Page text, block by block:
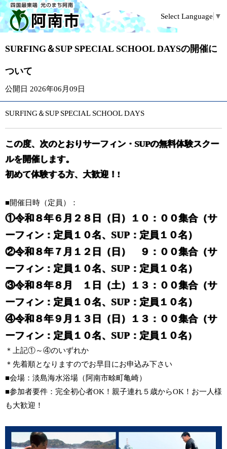
Select Language ▼
SURFING＆SUP SPECIAL SCHOOL DAYSの開催に
ついて
公開日 2026年06月09日
SURFING＆SUP SPECIAL SCHOOL DAYS
この度、次のとおりサーフィン・SUPの無料体験スクー
ルを開催します。
初めて体験する方、大歓迎！!
■開催日時（定員）：
①令和８年６月２８日（日）１０：００集合（サ
ーフィン：定員１０名、SUP：定員１０名）
②令和８年７月１２日（日） ９：００集合（サ
ーフィン：定員１０名、SUP：定員１０名）
③令和８年８月 １日（土）１３：００集合（サ
ーフィン：定員１０名、SUP：定員１０名）
④令和８年９月１３日（日）１３：００集合（サ
ーフィン：定員１０名、SUP：定員１０名）
＊上記①～④のいずれか
＊先着順となりますのでお早目にお申込み下さい
■会場：淡島海水浴場（阿南市畭町亀崎）
■参加者要件：完全初心者OK！親子連れ５歳からOK！お一人様
も大歓迎！